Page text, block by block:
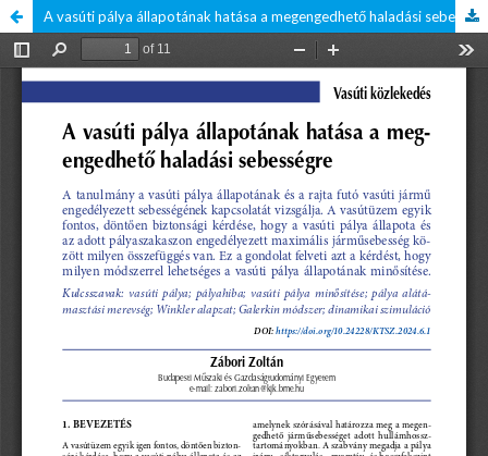
A vasúti pálya állapotának hatása a megengedhető haladási sebességre